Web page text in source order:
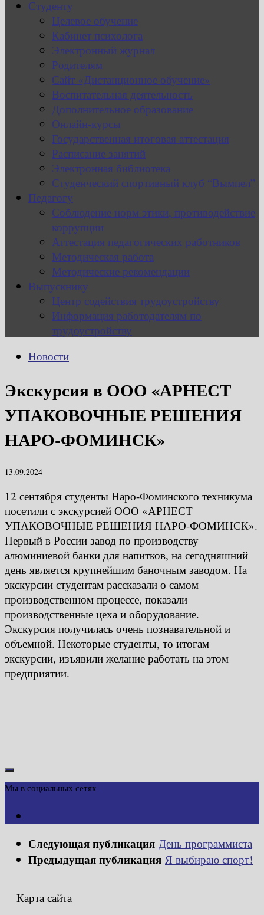
Студенту
Целевое обучение
Кабинет психолога
Электронный журнал
Родителям
Сайт «Дистанционное обучение»
Воспитательная деятельность
Дополнительное образование
Онлайн-курсы
Государственная итоговая аттестация
Расписание занятий
Электронная библиотека
Студенческий спортивный клуб “Вымпел”
Педагогу
Соблюдение норм этики, противодействие
коррупции
Аттестация педагогических работников
Методическая работа
Методические рекомендации
Выпускнику
Центр содействия трудоустройству
Информация работодателям по
трудоустройству
Новости
Экскурсия в ООО «АРНЕСТ
УПАКОВОЧНЫЕ РЕШЕНИЯ
НАРО-ФОМИНСК»
13.09.2024
12 сентября студенты Наро-Фоминского техникума
посетили с экскурсией ООО «АРНЕСТ
УПАКОВОЧНЫЕ РЕШЕНИЯ НАРО-ФОМИНСК».
Первый в России завод по производству
алюминиевой банки для напитков, на сегодняшний
день является крупнейшим баночным заводом. На
экскурсии студентам рассказали о самом
производственном процессе, показали
производственные цеха и оборудование.
Экскурсия получилась очень познавательной и
объемной. Некоторые студенты, то итогам
экскурсии, изъявили желание работать на этом
предприятии.
Мы в социальных сетях
Следующая публикация День программиста
Предыдущая публикация Я выбираю спорт!
Карта сайта